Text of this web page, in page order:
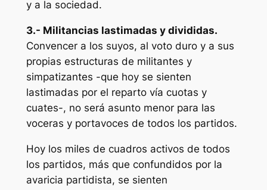
y a la sociedad.
3.- Militancias lastimadas y divididas.
Convencer a los suyos, al voto duro y a sus
propias estructuras de militantes y
simpatizantes -que hoy se sienten
lastimadas por el reparto vía cuotas y
cuates-, no será asunto menor para las
voceras y portavoces de todos los partidos.
Hoy los miles de cuadros activos de todos
los partidos, más que confundidos por la
avaricia partidista, se sienten